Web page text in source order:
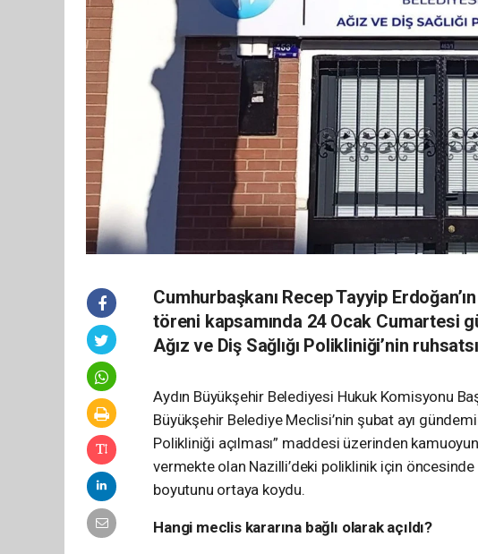
Cumhurbaşkanı Recep Tayyip
töreni kapsamında 24 Ocak Cumartesi
Ağız ve Diş Sağlığı Polikliniği’nin
Aydın Büyükşehir Belediyesi Hukuk Komisyonu
Büyükşehir Belediye Meclisi’nin şubat ayı
Polikliniği açılması” maddesi üzerinden
vermekte olan Nazilli’deki poliklinik için
boyutunu ortaya koydu.
Hangi meclis kararına bağlı olarak açıldı?